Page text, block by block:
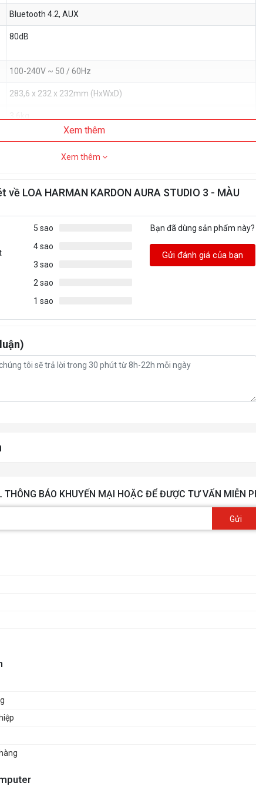
Bluetooth 4.2, AUX
80dB
100-240V ~ 50 / 60Hz
283,6 x 232 x 232mm (HxWxD)
Xem thêm
Xem thêm
về LOA HARMAN KARDON AURA STUDIO 3 - MÀU
5 sao
4 sao
3 sao
2 sao
1 sao
Bạn đã dùng sản phẩm này?
Gửi đánh giá của bạn
BÁO KHUYẾN MẠI HOẶC ĐỂ ĐƯỢC TƯ VẤN MIỄN
Gửi